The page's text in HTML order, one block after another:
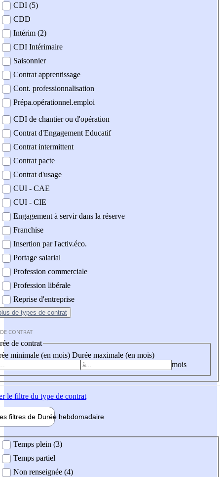
contrat
CDI (5)
CDD
Intérim (2)
CDI Intérimaire
Saisonnier
Contrat apprentissage
Cont. professionnalisation
Prépa.opérationnel.emploi
CDI de chantier ou d'opération
Contrat d'Engagement Educatif
Contrat intermittent
Contrat pacte
Contrat d'usage
CUI - CAE
CUI - CIE
Engagement à servir dans la réserve
Franchise
Insertion par l'activ.éco.
Portage salarial
Profession commerciale
Profession libérale
Reprise d'entreprise
de types de contrat
CONTRAT
de contrat
minimale (en mois) Durée maximale (en mois)
mois
le filtre du type de contrat
filtres de Durée hebdomadaire
Temps plein (3)
Temps partiel
Non renseignée (4)